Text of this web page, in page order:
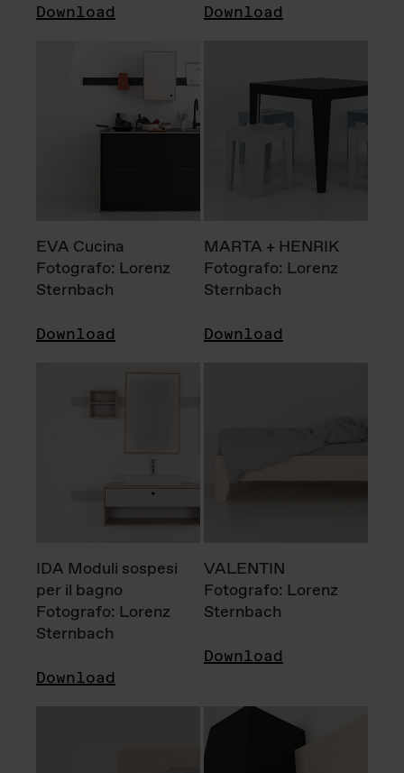
Download Download
EVA Cucina
Fotografo: Lorenz
Sternbach
Download
MARTA + HENRIK
Fotografo: Lorenz
Sternbach
Download
IDA Moduli sospesi
per il bagno
Fotografo: Lorenz
Sternbach
Download
VALENTIN
Fotografo: Lorenz
Sternbach
Download